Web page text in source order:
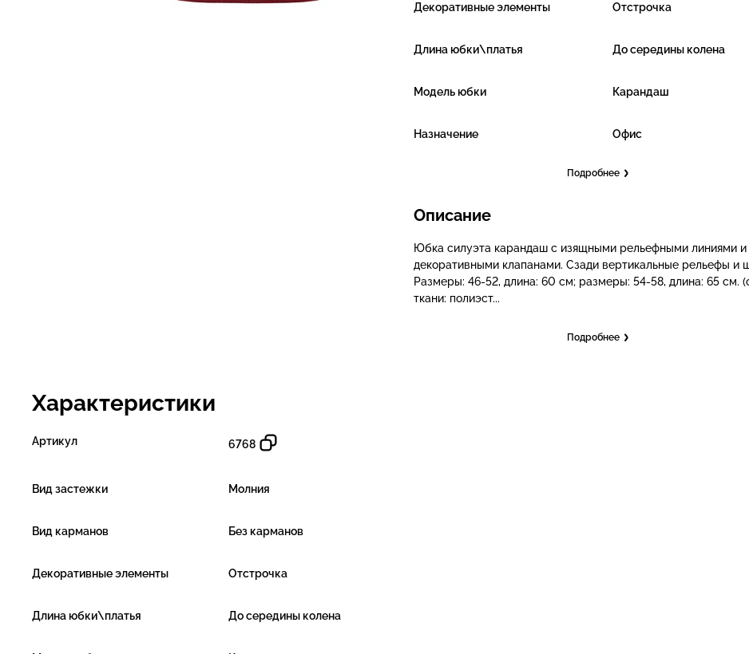
Декоративные элементы Отстрочка
Длина юбки\платья До середины колена
Модель юбки Карандаш
Назначение Офис
Подробнее
Описание
Юбка силуэта карандаш с изящными рельефными линиями и
декоративными клапанами. Сзади вертикальные рельефы и
Размеры: 46-52, длина: 60 см; размеры: 54-58, длина: 65 см.
ткани: полиэст...
Подробнее
Характеристики
Артикул 6768
Вид застежки Молния
Вид карманов Без карманов
Декоративные элементы Отстрочка
Длина юбки\платья До середины колена